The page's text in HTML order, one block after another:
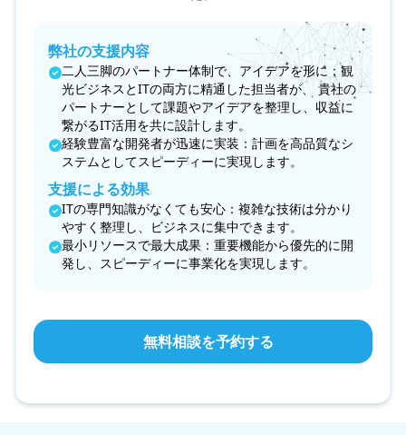
弊社の支援内容
二人三脚のパートナー体制で、アイデアを形に：観
光ビジネスとITの両方に精通した担当者が、 貴社の
パートナーとして課題やアイデアを整理し、収益に
繋がるIT活用を共に設計します。
経験豊富な開発者が迅速に実装：計画を高品質なシ
ステムとしてスピーディーに実現します。
支援による効果
ITの専門知識がなくても安心：複雑な技術は分かり
やすく整理し、ビジネスに集中できます。
最小リソースで最大成果：重要機能から優先的に開
発し、スピーディーに事業化を実現します。
無料相談を予約する